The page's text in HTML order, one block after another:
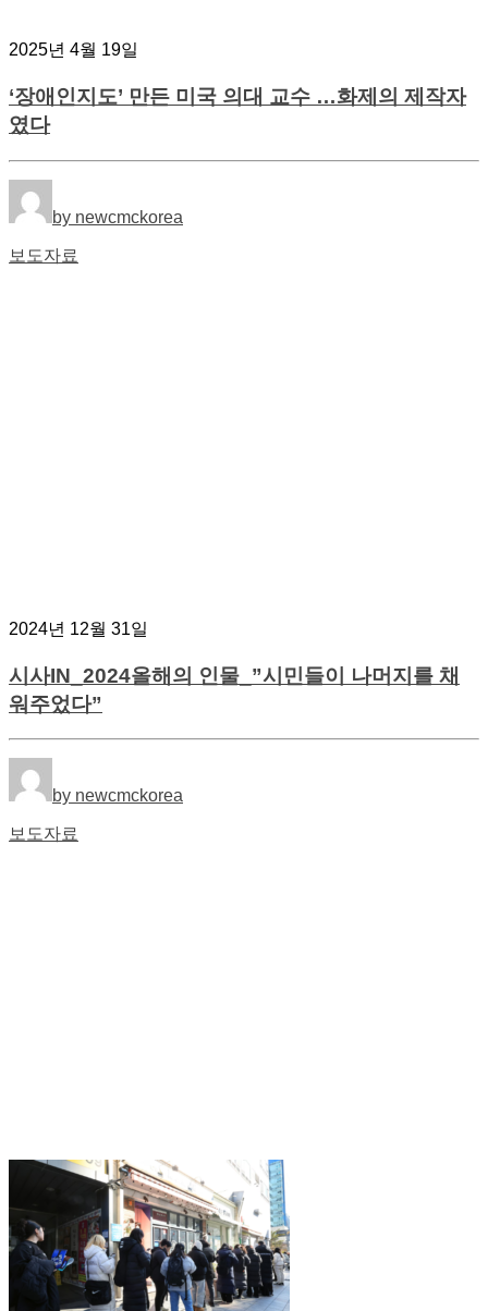
2025년 4월 19일
‘장애인지도’ 만든 미국 의대 교수 …화제의 제작자
였다
by newcmckorea
보도자료
2024년 12월 31일
시사IN_2024올해의 인물_”시민들이 나머지를 채
워주었다”
by newcmckorea
보도자료